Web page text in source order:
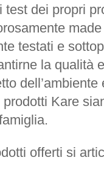
test dei propri
testati e
la qualità
Kare
offerti si